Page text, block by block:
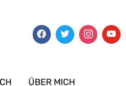
ÜBER MICH